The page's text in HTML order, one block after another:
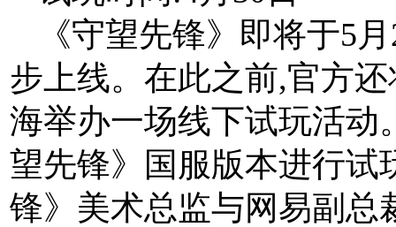
《守望先锋》即将于5
步上线。在此之前,官方
海举办一场线下试玩活动
望先锋》国服版本进行试
锋》美术总监与网易副总